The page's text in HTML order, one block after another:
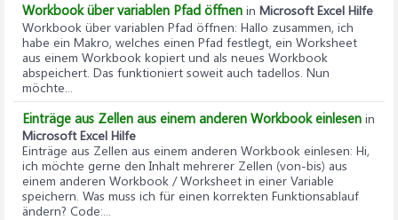
Workbook über variablen Pfad öffnen in Microsoft Excel Hilfe
Workbook über variablen Pfad öffnen: Hallo zusammen, ich
habe ein Makro, welches einen Pfad festlegt, ein Worksheet
aus einem Workbook kopiert und als neues Workbook
abspeichert. Das funktioniert soweit auch tadellos. Nun
möchte...
Einträge aus Zellen aus einem anderen Workbook einlesen in
Microsoft Excel Hilfe
Einträge aus Zellen aus einem anderen Workbook einlesen: Hi,
ich möchte gerne den Inhalt mehrerer Zellen (von-bis) aus
einem anderen Workbook / Worksheet in einer Variable
speichern. Was muss ich für einen korrekten Funktionsablauf
ändern? Code:...